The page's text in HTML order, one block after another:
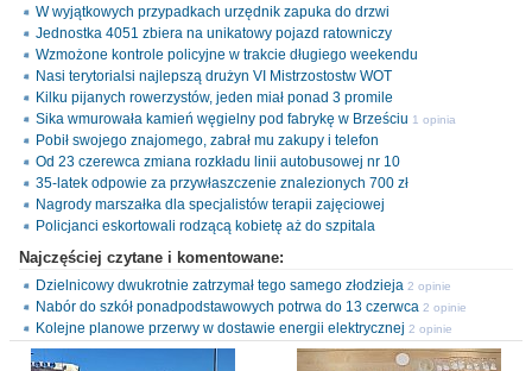
W wyjątkowych przypadkach urzędnik zapuka do drzwi
Jednostka 4051 zbiera na unikatowy pojazd ratowniczy
Wzmożone kontrole policyjne w trakcie długiego weekendu
Nasi terytorialsi najlepszą drużyn VI Mistrzostostw WOT
Kilku pijanych rowerzystów, jeden miał ponad 3 promile
Sika wmurowała kamień węgielny pod fabrykę w Brześciu 1 opinia
Pobił swojego znajomego, zabrał mu zakupy i telefon
Od 23 czerewca zmiana rozkładu linii autobusowej nr 10
35-latek odpowie za przywłaszczenie znalezionych 700 zł
Nagrody marszałka dla specjalistów terapii zajęciowej
Policjanci eskortowali rodzącą kobietę aż do szpitala
Najczęściej czytane i komentowane:
Dzielnicowy dwukrotnie zatrzymał tego samego złodzieja 2 opinie
Nabór do szkół ponadpodstawowych potrwa do 13 czerwca 2 opinie
Kolejne planowe przerwy w dostawie energii elektrycznej 2 opinie